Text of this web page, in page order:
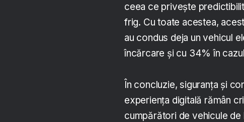
ceea ce privește
frig. Cu toate acestea,
au condus deja un vehicul
încărcare și cu 34% în
În concluzie, siguranța și
experiența digitală rămân
cumpărători de vehicule de